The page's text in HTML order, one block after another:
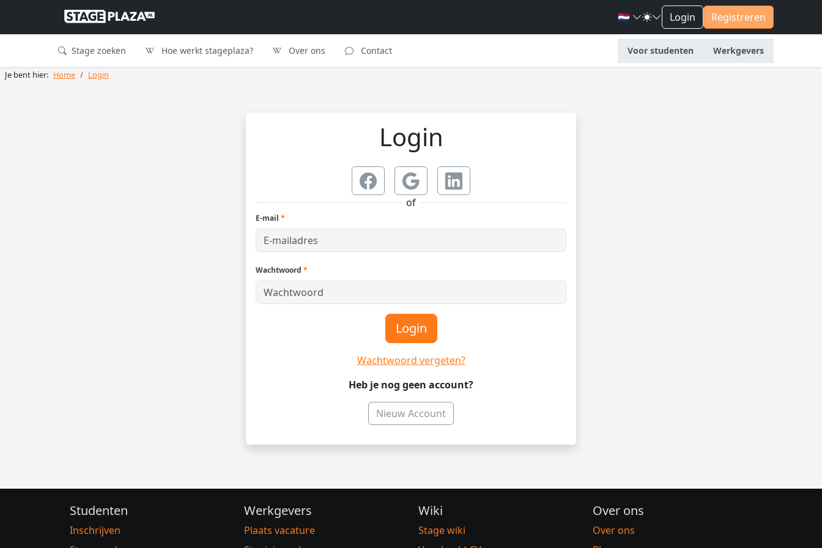
🇳🇱 Login Registreren
Stage zoeken Hoe werkt stageplaza? Over ons Contact Voor studenten Werkgevers
Je bent hier: Home Login
Login
of
E-mail *
Wachtwoord *
Login
Wachtwoord vergeten?
Heb je nog geen account?
Nieuw Account
Studenten
Inschrijven
Werkgevers
Plaats vacature
Wiki
Stage wiki
Over ons
Over ons